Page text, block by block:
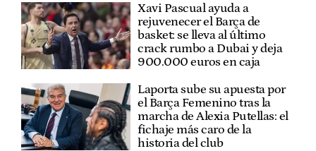
Xavi Pascual ayuda a
rejuvenecer el Barça de
basket: se lleva al último
crack rumbo a Dubai y deja
900.000 euros en caja
Laporta sube su apuesta por
el Barça Femenino tras la
marcha de Alexia Putellas: el
fichaje más caro de la
historia del club